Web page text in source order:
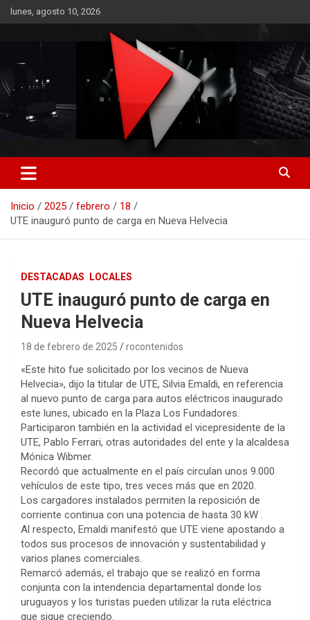
Saltar
al
lunes, agosto 10, 2026
RO CONTENIDOS
Inicio 2025 febrero
18
UTE inauguró punto de carga en Nueva Helvecia
DESTACADAS LOCALES
UTE inauguró punto de carga en
Nueva Helvecia
18 de febrero de 2025 rocontenidos
«Este hito fue solicitado por los vecinos de Nueva
Helvecia», dijo la titular de UTE, Silvia Emaldi, en referencia
al nuevo punto de carga para autos eléctricos inaugurado
este lunes, ubicado en la Plaza Los Fundadores.
Participaron también en la actividad el vicepresidente de la
UTE, Pablo Ferrari, otras autoridades del ente y la alcaldesa
Mónica Wibmer.
Recordó que actualmente en el país circulan unos 9.000
vehículos de este tipo, tres veces más que en 2020.
Los cargadores instalados permiten la reposición de
corriente continua con una potencia de hasta 30 kW .
Al respecto, Emaldi manifestó que UTE viene apostando a
todos sus procesos de innovación y sustentabilidad y
varios planes comerciales.
Remarcó además, el trabajo que se realizó en forma
conjunta con la intendencia departamental donde los
uruguayos y los turistas pueden utilizar la ruta eléctrica
que sigue creciendo.